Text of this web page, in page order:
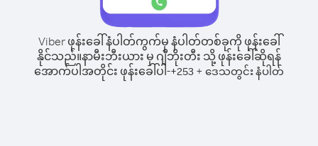
Viber ဖုန်းခေါ်နံပါတ်ကွက်မှ နံပါတ်တစ်ခုကို ဖုန်းခေါ်
နိုင်သည်။နာမီးဘီးယား မှ ဂျီဘိုးတီး သို့ ဖုန်းခေါ်ဆိုရန်
အောက်ပါအတိုင်း ဖုန်းခေါ်ပါ-+253 + ဒေသတွင်း နံပါတ်